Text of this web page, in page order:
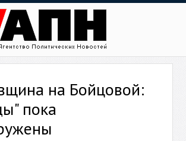
на Бойцовой:
пока